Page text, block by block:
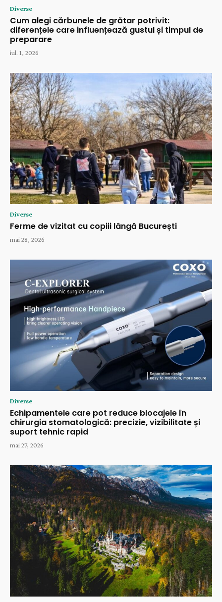
Diverse
Cum alegi cărbunele de grătar potrivit:
diferențele care influențează gustul și timpul de
preparare
iul. 1, 2026
Diverse
Ferme de vizitat cu copiii lângă București
mai 28, 2026
Diverse
Echipamentele care pot reduce blocajele în
chirurgia stomatologică: precizie, vizibilitate și
suport tehnic rapid
mai 27, 2026